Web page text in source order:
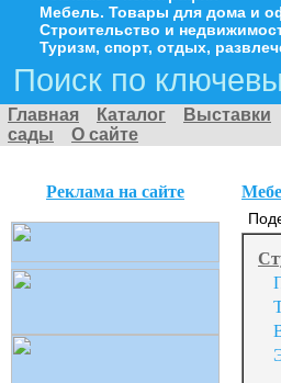
Мебель. Товары для дома и
Строительство и
Туризм, спорт, отдых,
Поиск по
Главная Каталог Выставки
сады
О сайте
Реклама на сайте